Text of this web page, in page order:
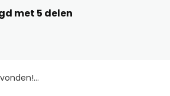
met 5 delen